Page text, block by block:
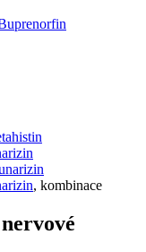
, kombinace